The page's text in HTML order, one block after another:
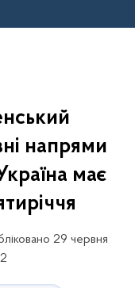
напрями
має
29 червня